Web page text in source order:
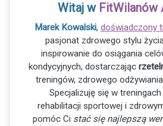
Witaj w FitWilanów
Marek Kowalski, doświadczony
pasjonat zdrowego stylu
inspirowanie do osiągania
kondycyjnych, dostarczając
treningów, zdrowego
Specjalizuję się w
rehabilitacji sportowej i
pomóc Ci stać się najlepszą